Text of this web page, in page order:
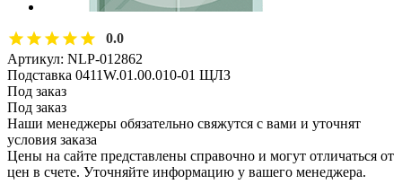
0.0
Артикул: NLP-012862
Подставка 0411W.01.00.010-01 ЩЛЗ
Под заказ
Под заказ
Наши менеджеры обязательно свяжутся с вами и уточнят
условия заказа
Цены на сайте представлены справочно и могут отличаться от
цен в счете. Уточняйте информацию у вашего менеджера.